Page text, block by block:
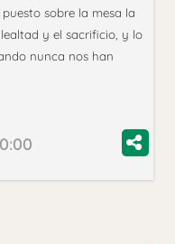
sobre la mesa la
y el sacrificio, y lo
nunca nos han